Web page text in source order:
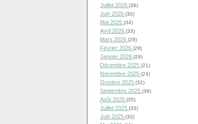
Juillet 2026 (39)
Juin 2026 (30)
Mai 2026 (34)
Avril 2026 (33)
Mars 2026 (28)
Février 2026 (29)
Janvier 2026 (29)
Décembre 2025 (21)
Novembre 2025 (24)
Octobre 2025 (32)
Septembre 2025 (38)
Août 2025 (35)
Juillet 2025 (33)
Juin 2025 (32)